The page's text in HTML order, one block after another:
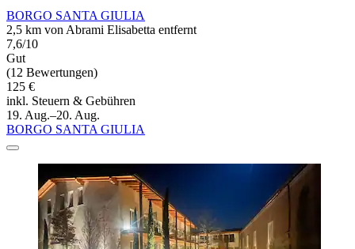
BORGO SANTA GIULIA
2,5 km von Abrami Elisabetta entfernt
7,6/10
Gut
(12 Bewertungen)
125 €
inkl. Steuern & Gebühren
19. Aug.–20. Aug.
BORGO SANTA GIULIA